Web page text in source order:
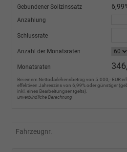
Gebundener Sollzinssatz
Anzahlung
Schlussrate
Anzahl der Monatsraten
Monatsraten
Bei einem Nettodarlehensbetrag von 5.000,- EUR
effektiven Jahreszins von 6,99% oder günstiger
inkl. eines Bearbeitungsentgelts).
unverbindliche Berechnung
Fahrzeugnr.